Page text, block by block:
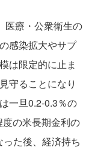
医療・公衆衛生の
感染拡大やサプ
は限定的に止ま
守ることになり
一旦0.2-0.3％の
の米長期金利の
た後、経済持ち